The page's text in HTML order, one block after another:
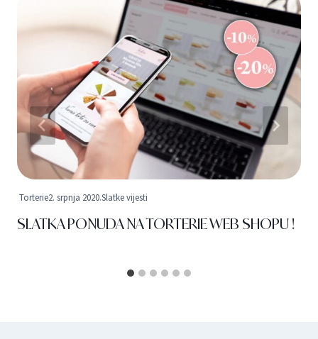
SLATKA PONUDA NA TORTERIE WEB SHOPU !
Torterie2. srpnja 2020.Slatke vijesti